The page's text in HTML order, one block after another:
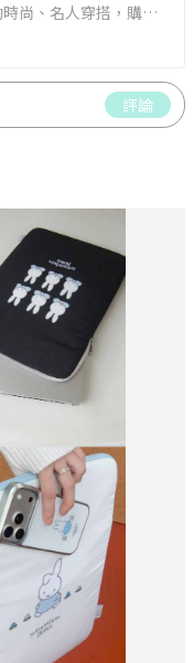
尚、名人穿搭，購物
評論